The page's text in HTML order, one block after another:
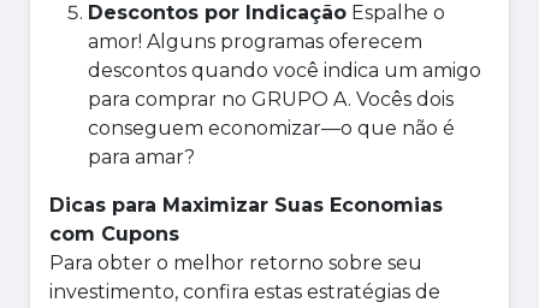
Descontos por Indicação Espalhe o
amor! Alguns programas oferecem
descontos quando você indica um amigo
para comprar no GRUPO A. Vocês dois
conseguem economizar—o que não é
para amar?
Dicas para Maximizar Suas Economias
com Cupons
Para obter o melhor retorno sobre seu
investimento, confira estas estratégias de